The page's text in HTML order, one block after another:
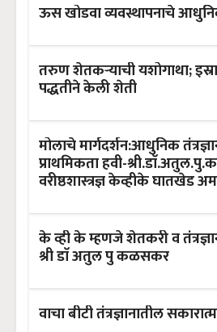
ऊस खोडवा व्यवस्थापनाचे
तरुण शेतकऱ्याची यशोगाथा;
पद्धतीने केली शेती
मोलाचे मार्गदर्शन:आधुनिक
प्राथमिकता हवी-
वरीष्ठशास्त्रज्ञ केव्हीके घातखेड
के व्ही के म्हणजे शेतकरी व
श्री डाॅ अतुल पु कळसकर
वाचा बीटी तंत्रज्ञानातील